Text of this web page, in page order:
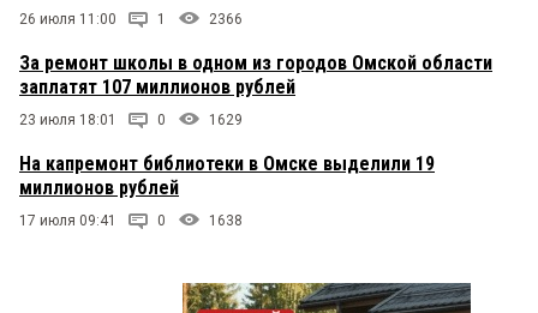
26 июля 11:00 1 2366
За ремонт школы в одном из городов Омской области
заплатят 107 миллионов рублей
23 июля 18:01 0 1629
На капремонт библиотеки в Омске выделили 19
миллионов рублей
17 июля 09:41 0 1638